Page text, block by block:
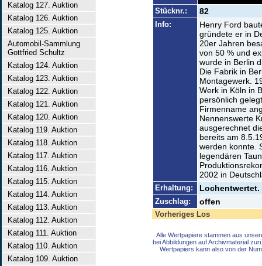
Katalog 127. Auktion
Katalog 126. Auktion
Katalog 125. Auktion
Automobil-Sammlung
Gottfried Schultz
Katalog 124. Auktion
Katalog 123. Auktion
Katalog 122. Auktion
Katalog 121. Auktion
Katalog 120. Auktion
Katalog 119. Auktion
Katalog 118. Auktion
Katalog 117. Auktion
Katalog 116. Auktion
Katalog 115. Auktion
Katalog 114. Auktion
Katalog 113. Auktion
Katalog 112. Auktion
Katalog 111. Auktion
Katalog 110. Auktion
Katalog 109. Auktion
Stücknr.: 82
Info:
Henry Ford
gründete er in
20er Jahren
von 50 % und
wurde in Berlin
Die Fabrik in
Montagewerk.
Werk in Köln in
persönlich
Firmenname
Nennenswerte
ausgerechnet
bereits am
werden konnte.
legendären
2002 in
Erhaltung: Lochentwertet.
Zuschlag: offen
Vorheriges Los
Alle Wertpapiere stammen aus
bei Abbildungen auf Archivmaterial
Wertpapiers kann also von der